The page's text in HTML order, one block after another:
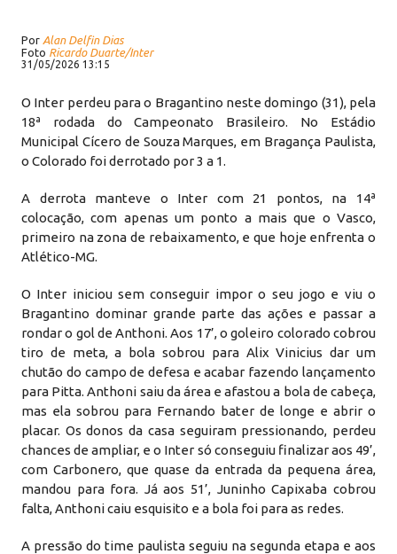
Por Alan Delfin Dias
Foto Ricardo Duarte/Inter
31/05/2026 13:15
O Inter perdeu para o Bragantino neste domingo (31), pela
18ª rodada do Campeonato Brasileiro. No Estádio
Municipal Cícero de Souza Marques, em Bragança Paulista,
o Colorado foi derrotado por 3 a 1.
A derrota manteve o Inter com 21 pontos, na 14ª
colocação, com apenas um ponto a mais que o Vasco,
primeiro na zona de rebaixamento, e que hoje enfrenta o
Atlético-MG.
O Inter iniciou sem conseguir impor o seu jogo e viu o
Bragantino dominar grande parte das ações e passar a
rondar o gol de Anthoni. Aos 17’, o goleiro colorado cobrou
tiro de meta, a bola sobrou para Alix Vinicius dar um
chutão do campo de defesa e acabar fazendo lançamento
para Pitta. Anthoni saiu da área e afastou a bola de cabeça,
mas ela sobrou para Fernando bater de longe e abrir o
placar. Os donos da casa seguiram pressionando, perdeu
chances de ampliar, e o Inter só conseguiu finalizar aos 49’,
com Carbonero, que quase da entrada da pequena área,
mandou para fora. Já aos 51’, Juninho Capixaba cobrou
falta, Anthoni caiu esquisito e a bola foi para as redes.
A pressão do time paulista seguiu na segunda etapa e aos